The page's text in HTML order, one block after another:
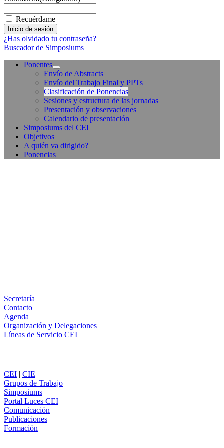
Recuérdame
¿Has olvidado tu contraseña?
Buscador de Simposiums
Ponentes
Envío de Abstracts
Envío del Trabajo Final y PPTs
Clasificación de Ponencias
Sesiones y estructura de las jornadas
Presentación y observaciones
Calendario de presentación
Simposiums del CEI
Objetivos
A quién va dirigido?
Ponencias
Secretaría
Contacto
Agenda
Organización y Delegaciones
Líneas de Servicio CEI
CEI | CIE
Grupos de Trabajo
Simposiums
Portal Luces CEI
Comunicación
Publicaciones
Formación